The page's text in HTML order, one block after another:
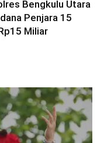
Bengkulu Utara
Penjara 15
Miliar